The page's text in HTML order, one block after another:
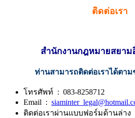
ติดต่อเรา
สำนักงานกฎหมายสยาม
ท่านสามารถติดต่อเราได้ตา
โทรศัพท์ : 083-8258712
Email :
ติดต่อเราผ่านแบบฟอร์มด้านล่าง